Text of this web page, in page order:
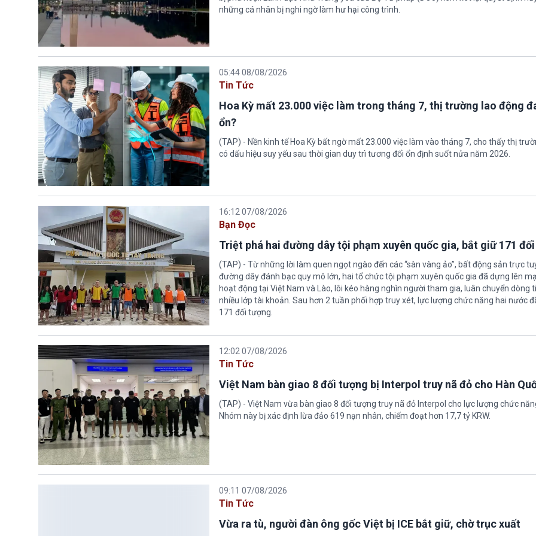
những cá nhân bị nghi ngờ làm hư hại công trình.
05:44 08/08/2026
Tin Tức
Hoa Kỳ mất 23.000 việc làm trong tháng 7, thị trường lao động
ổn?
(TAP) - Nền kinh tế Hoa Kỳ bất ngờ mất 23.000 việc làm vào tháng 7, cho thấy thị
có dấu hiệu suy yếu sau thời gian duy trì tương đối ổn định suốt nửa năm 2026.
16:12 07/08/2026
Bạn Đọc
Triệt phá hai đường dây tội phạm xuyên quốc gia, bắt giữ 171
(TAP) - Từ những lời làm quen ngọt ngào đến các “sàn vàng ảo”, bất động sản trực
đường dây đánh bạc quy mô lớn, hai tổ chức tội phạm xuyên quốc gia đã dựng lên
hoạt động tại Việt Nam và Lào, lôi kéo hàng nghìn người tham gia, luân chuyển dòng
nhiều lớp tài khoản. Sau hơn 2 tuần phối hợp truy xét, lực lượng chức năng hai nước
171 đối tượng.
12:02 07/08/2026
Tin Tức
Việt Nam bàn giao 8 đối tượng bị Interpol truy nã đỏ cho Hàn
(TAP) - Việt Nam vừa bàn giao 8 đối tượng truy nã đỏ Interpol cho lực lượng chức
Nhóm này bị xác định lừa đảo 619 nạn nhân, chiếm đoạt hơn 17,7 tỷ KRW.
09:11 07/08/2026
Tin Tức
Vừa ra tù, người đàn ông gốc Việt bị ICE bắt giữ, chờ trục xuất